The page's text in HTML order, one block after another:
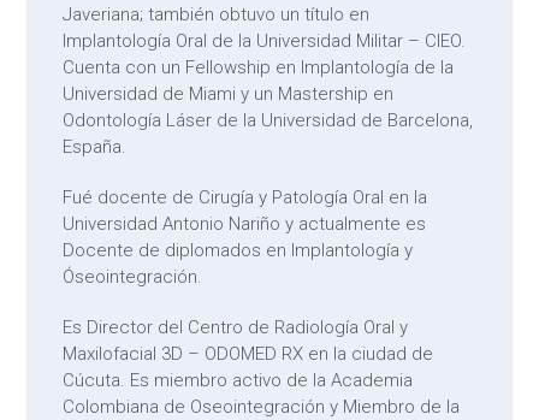
Javeriana; también obtuvo un título en
Implantología Oral de la Universidad Militar – CIEO.
Cuenta con un Fellowship en Implantología de la
Universidad de Miami y un Mastership en
Odontología Láser de la Universidad de Barcelona,
España.
Fué docente de Cirugía y Patología Oral en la
Universidad Antonio Nariño y actualmente es
Docente de diplomados en Implantología y
Óseointegración.
Es Director del Centro de Radiología Oral y
Maxilofacial 3D – ODOMED RX en la ciudad de
Cúcuta. Es miembro activo de la Academia
Colombiana de Oseointegración y Miembro de la